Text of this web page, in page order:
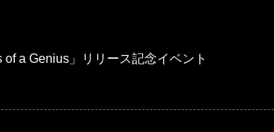
of a Genius」リリース記念イベント